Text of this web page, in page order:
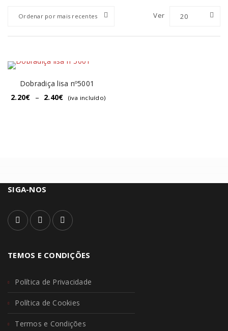
Ordenar por mais recentes Ver 20
Dobradiça lisa nº5001
2.20€ – 2.40€ (iva incluído)
SIGA-NOS
TEMOS E CONDIÇÕES
Política de Privacidade
Política de Cookies
Termos e Condições